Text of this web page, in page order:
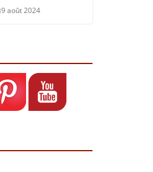
9 août 2024